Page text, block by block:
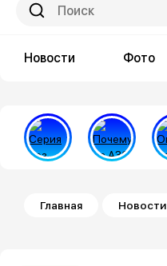
Новости Фото
Строка навигации
Главная Новости